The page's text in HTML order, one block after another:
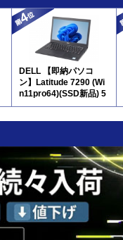
DELL 【即納パソコ
ン】Latitude 7290 (Wi
n11pro64)(SSD新品) 5
N8